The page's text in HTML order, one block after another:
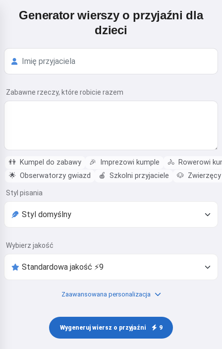
Generator wierszy o przyjaźni dla
dzieci
Zabawne rzeczy, które robicie razem
👬 Kumpel do zabawy 🎉 Imprezowi kumple 🚴 Rowerowi
🌟 Obserwatorzy gwiazd 🍎 Szkolni przyjaciele 🐶
Styl pisania
Wybierz jakość
Zaawansowana personalizacja
Wygeneruj wiersz o przyjaźni 9